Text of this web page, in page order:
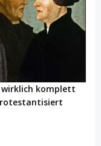
wirklich komplett